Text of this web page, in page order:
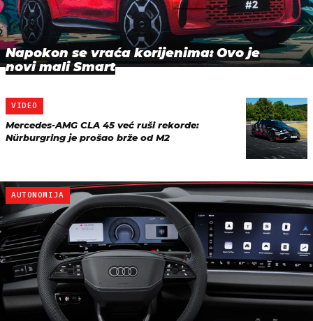
Napokon se vraća korijenima: Ovo je
novi mali Smart
VIDEO
Mercedes-AMG CLA 45 već ruši rekorde:
Nürburgring je prošao brže od M2
AUTONOMIJA